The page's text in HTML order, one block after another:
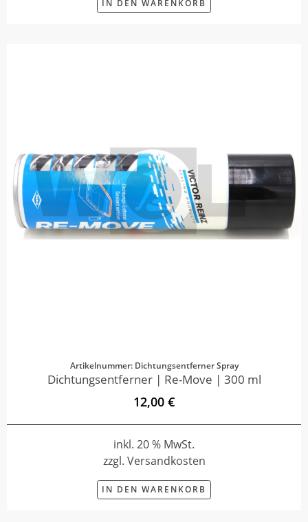
IN DEN WARENKORB
Artikelnummer: Dichtungsentferner Spray
Dichtungsentferner | Re-Move | 300 ml
12,00 €
inkl. 20 % MwSt.
zzgl. Versandkosten
IN DEN WARENKORB